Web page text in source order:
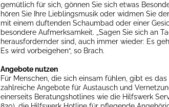
gemütlich für sich, gönnen Sie sich etwas
hören Sie Ihre Lieblingsmusik oder widmen Sie
mit einem duftenden Schaumbad oder einer
besondere Aufmerksamkeit. „Sagen Sie sich an
herausfordernder sind, auch immer wieder: Es
Es wird vorbeigehen“, so Brach.
Angebote nutzen
Für Menschen, die sich einsam fühlen, gibt es
zahlreiche Angebote für Austausch und
einerseits Beratungshotlines wie die Hilfswerk